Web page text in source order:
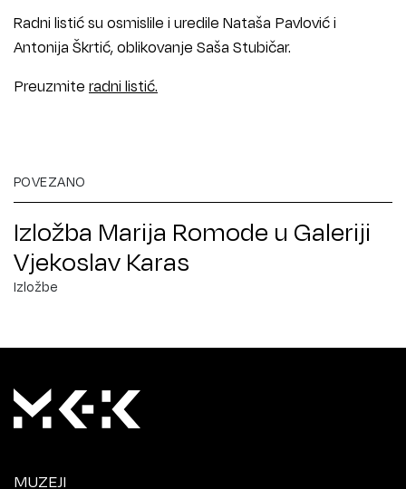
Radni listić su osmislile i uredile Nataša Pavlović i
Antonija Škrtić, oblikovanje Saša Stubičar.
Preuzmite radni listić.
POVEZANO
Izložba Marija Romode u Galeriji
Vjekoslav Karas
Izložbe
MUZEJI